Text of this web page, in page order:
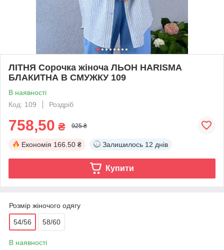
ЛІТНЯ Сорочка жіноча ЛЬОН HARISMA
БЛАКИТНА В СМУЖКУ 109
В наявності
Код: 109
Роздріб
758,50 ₴ 925 ₴
Економія 166.50 ₴ Залишилось 12 днів
Купити
Розмір жіночого одягу
54/56 58/60
В наявності